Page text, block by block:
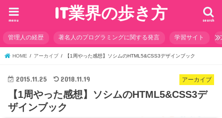
IT業界の歩き方 search
menu
管理人の経歴 著名人のプログラミングに関する発言 学習サイト
HOME アーカイブ 【1周やった感想】ソシムのHTML5&CSS3デザインブック
アーカイブ
2015.11.25 2018.11.19
【1周やった感想】ソシムのHTML5&CSS3デ
ザインブック